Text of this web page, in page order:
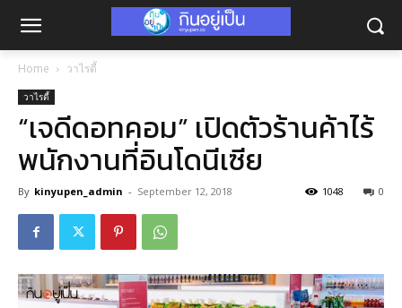
Home วาไรตี้
วาไรตี้
“เจดีดอทคอม” เปิดตัวร้านค้าไร้
พนักงานที่อินโดนีเซีย
By kinyupen_admin - September 12, 2018 0
1048